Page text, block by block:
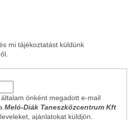
mi tájékoztatást küldünk
önként megadott e-mail
Meló-Diák Taneszközcentrum Kft
ajánlatokat küldjön.